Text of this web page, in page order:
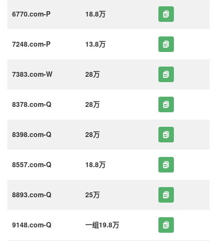
6770.com-P 18.8万
7248.com-P 13.8万
7383.com-W 28万
8378.com-Q 28万
8398.com-Q 28万
8557.com-Q 18.8万
8893.com-Q 25万
9148.com-Q 一组19.8万